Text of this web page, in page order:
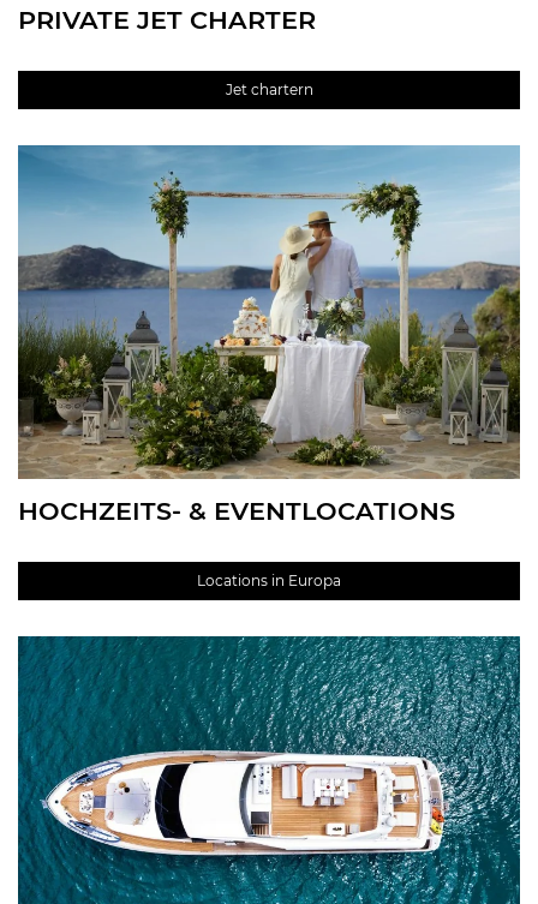
PRIVATE JET CHARTER
Jet chartern
HOCHZEITS- & EVENTLOCATIONS
Locations in Europa